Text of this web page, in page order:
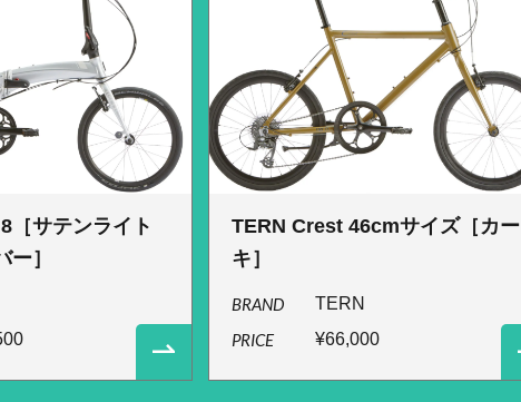
［サテンライト
］
TERN Crest 46cmサイズ［カー
キ］
BRAND TERN
PRICE ¥66,000